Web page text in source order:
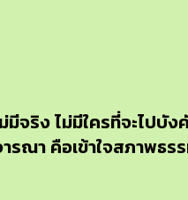
จริง ไม่มีใครที่จะไปบั
รณา คือเข้าใจสภาพธ